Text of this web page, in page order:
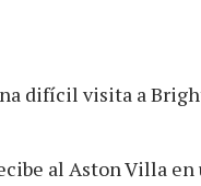
difícil visita a
al Aston Villa